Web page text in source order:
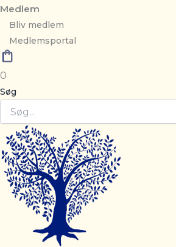
Medlem
Bliv medlem
Medlemsportal
0
Søg